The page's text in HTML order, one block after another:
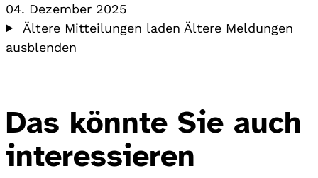
04. Dezember 2025
Ältere Mitteilungen laden Ältere Meldungen
ausblenden
Das könnte Sie auch
interessieren